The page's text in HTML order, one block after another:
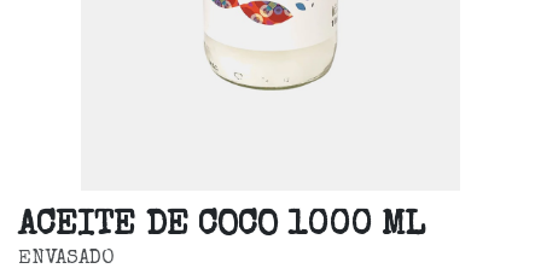
ACEITE DE COCO 1000 ML
ENVASADO